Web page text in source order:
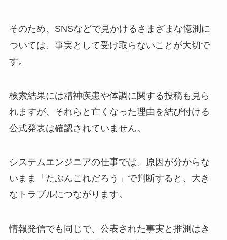
そのため、SNSなどで見かけるさまざまな憶測に
ついては、事実として受け取らないことが大切で
す。
検索結果には精神疾患や体調に関する投稿も見ら
れますが、それらと亡くなった理由を結び付ける
公式発表は確認されていません。
システムエンジニアの仕事では、原因が分からな
いまま「たぶんこれだろう」で判断すると、大き
なトラブルにつながります。
情報発信でも同じで、公表された事実と推測はき